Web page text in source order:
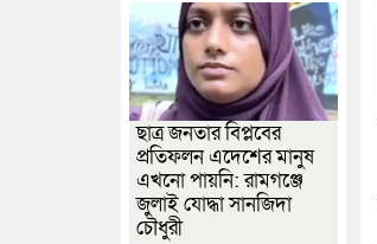
ছাত্র জনতার বিপ্লবের
প্রতিফলন এদেশের মানুষ
এখনো পায়নি: রামগঞ্জে
জুলাই যোদ্ধা সানজিদা
চৌধুরী